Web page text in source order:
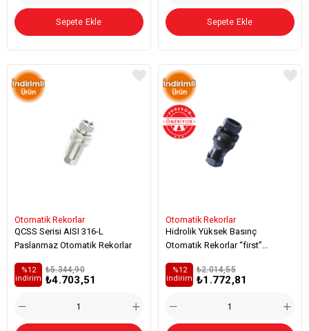
Sepete Ekle Sepete Ekle
Otomatik Rekorlar
QCSS Serisi AISI 316-L
Paslanmaz Otomatik Rekorlar
₺4.703,51
₺5.344,90
%12
i̇ndirim
Otomatik Rekorlar
Hidrolik Yüksek Basınç
Otomatik Rekorlar “first”
₺1.772,81
₺2.014,55
%12
i̇ndirim